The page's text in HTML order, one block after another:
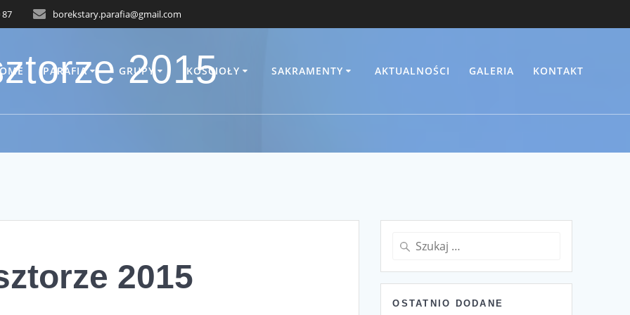
87 borekstary.parafia@gmail.com
PARAFIA GRUPY KOŚCIOŁY SAKRAMENTY AKTUALNOŚCI GALERIA KONTAKT
2015
2015
Szukaj:
OSTATNIO DODANE